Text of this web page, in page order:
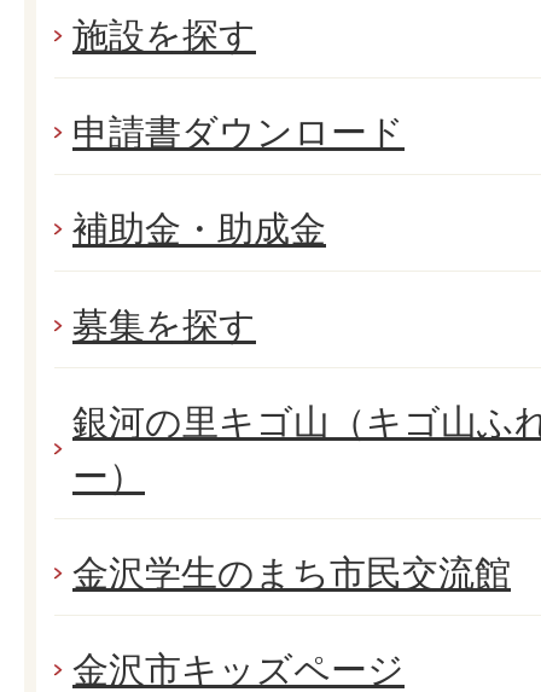
施設を探す
申請書ダウンロード
補助金・助成金
募集を探す
銀河の里キゴ山（キゴ山ふ
ー）
金沢学生のまち市民交流館
金沢市キッズページ